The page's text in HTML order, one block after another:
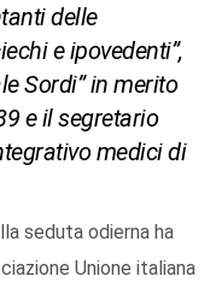
delle
e ipovedenti”,
Sordi” in merito
e il segretario
medici di
seduta odierna ha
Unione italiana